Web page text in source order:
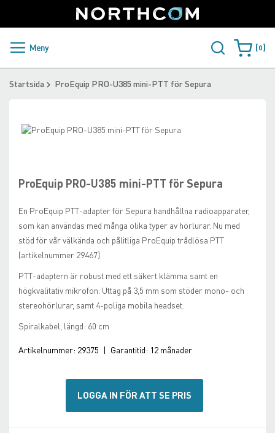
to
Content
Sweden
PRODUKTER OCH LÖSNINGAR
ÅTERFÖRSÄLJARE
Meny Varukorgen
0
Startsida ProEquip PRO-U385 mini-PTT för Sepura
ProEquip PRO-U385 mini-PTT för Sepura
En ProEquip PTT-adapter för Sepura handhållna radioapparater,
som kan användas med många olika typer av hörlurar. Nu med
stöd för vår välkända och pålitliga ProEquip trådlösa PTT
(artikelnummer 29467).
PTT-adaptern är robust med ett säkert klämma samt en
högkvalitativ mikrofon. Uttag på 3,5 mm som stöder mono- och
stereohörlurar, samt 4-poliga mobila headset.
Spiralkabel, längd: 60 cm
Artikelnummer: 29375 | Garantitid: 12 månader
LOGGA IN FÖR ATT SE PRIS
Skip
of
the
gallery
beginning
of
images
gallery